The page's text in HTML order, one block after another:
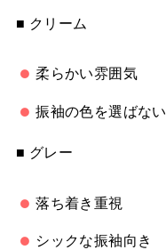
■ クリーム
柔らかい雰囲気
振袖の色を選ばない
■ グレー
落ち着き重視
シックな振袖向き